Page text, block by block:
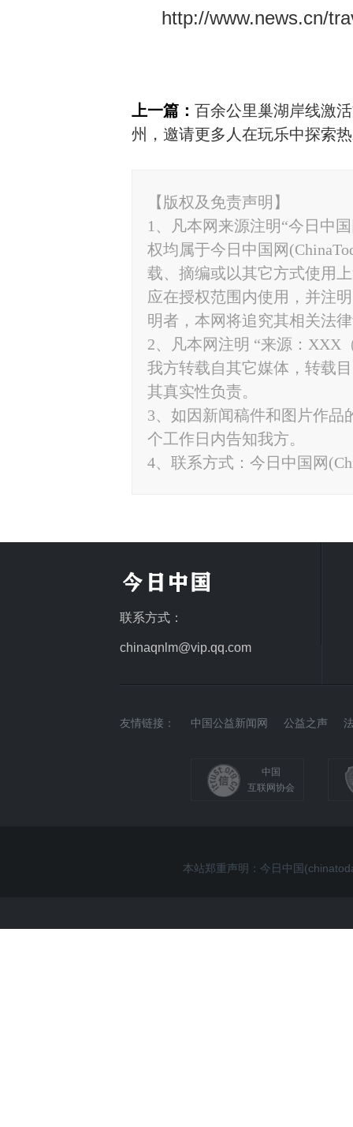
http://www.news.cn/
上一篇： 百余公里巢湖岸线激
州，邀请更多人在玩乐中探索
【版权及免责声明】
1、凡本网来源注明“今日中
权均属于今日中国网
载、摘编或以其它方式使用
应在授权范围内使用，并注
明者，本网将追究其相关法
2、凡本网注明 “来源：XXX
我方转载自其它媒体，转载
其真实性负责。
3、如因新闻稿件和图片作品
个工作日内告知我方。
4、联系方式：今日中国网
联系方式：
chinaqnlm@vip.qq.com
友情链接： 中国公益新闻网 公益之声
中国
互联网协会
本站郑重声明：今日中国